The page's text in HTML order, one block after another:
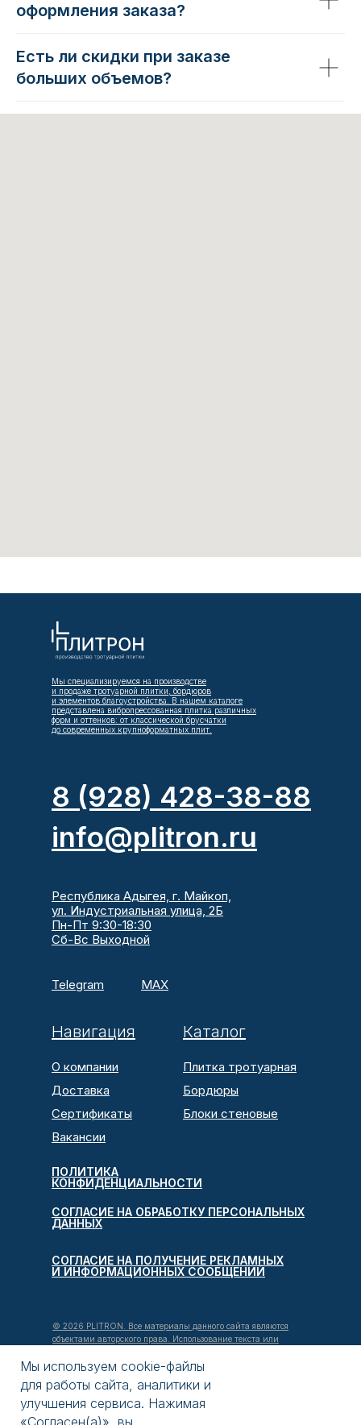
Мы используем cookie-файлы
для работы сайта, аналитики и
улучшения сервиса. Нажимая
«Согласен(а)», вы
оформления заказа?
Есть ли скидки при заказе
больших объемов?
8 (928) 428-38-88
info@plitron.ru
Навигация Каталог
Мы специализируемся на производстве
и продаже тротуарной плитки, бордюров
и элементов благоустройства. В нашем каталоге
представлена вибропрессованная плитка различных
форм и оттенков: от классической брусчатки
до современных крупноформатных плит.
© 2026 PLITRON. Все материалы данного сайта являются
объектами авторского права. Использование текста или
Информация и цены на сайтеplitron.ru
публичной офертой. Параметры заказа, актуальная стоимость
и наличие товара подтверждаются специалистом нашей
компании по телефону только после обработки вашей заявки
Республика Адыгея, г. Майкоп,
ул. Индустриальная улица, 2Б
Пн-Пт 9:30-18:30
Сб-Вс Выходной
Telegram
ПОЛИТИКА
КОНФИДЕНЦИАЛЬНОСТИ
СОГЛАСИЕ НА ОБРАБОТКУ ПЕРСОНАЛЬНЫХ
ДАННЫХ
СОГЛАСИЕ НА ПОЛУЧЕНИЕ РЕКЛАМНЫХ
И ИНФОРМАЦИОННЫХ СООБЩЕНИЙ
MAX
О компании
Плитка тротуарная
Бордюры
Блоки стеновые
Доставка
Сертификаты
Вакансии